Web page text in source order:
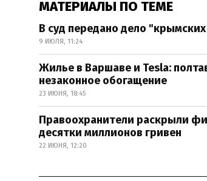
МАТЕРИАЛЫ ПО ТЕМЕ
В суд передано дело
9 ИЮЛЯ, 11:24
Жилье в Варшаве и Tesla:
незаконное обогащение
23 ИЮНЯ, 18:45
Правоохранители раскрыли
десятки миллионов гривен
22 ИЮНЯ, 12:20